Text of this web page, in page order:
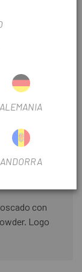
gran
notable
mantener
con
Logo
ALEMANIA
ANDORRA